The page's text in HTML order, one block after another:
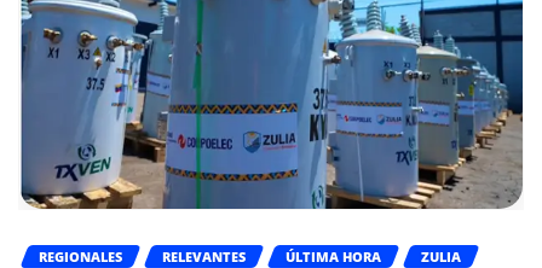
REGIONALES RELEVANTES ÚLTIMA HORA ZULIA